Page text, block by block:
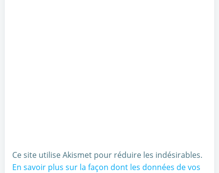
Ce site utilise Akismet pour réduire les indésirables.
En savoir plus sur la façon dont les données de vos